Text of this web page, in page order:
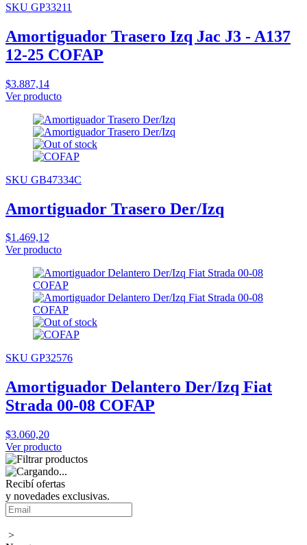
SKU GP33211
Amortiguador Trasero Izq Jac J3 - A137
12-25 COFAP
$3.887,14
Ver producto
SKU GB47334C
Amortiguador Trasero Der/Izq
$1.469,12
Ver producto
SKU GP32576
Amortiguador Delantero Der/Izq Fiat
Strada 00-08 COFAP
$3.060,20
Ver producto
Recibí ofertas
y novedades exclusivas.
>